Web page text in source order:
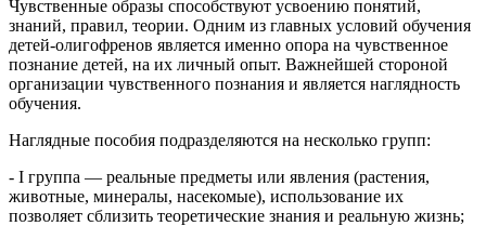
Чувственные образы способствуют усвоению понятий,
знаний, правил, теории. Одним из главных условий обучения
детей-олигофренов является именно опора на чувственное
познание детей, на их личный опыт. Важнейшей стороной
организации чувственного познания и является наглядность
обучения.
Наглядные пособия подразделяются на несколько групп:
- I группа — реальные предметы или явления (растения,
животные, минералы, насекомые), использование их
позволяет сблизить теоретические знания и реальную жизнь;